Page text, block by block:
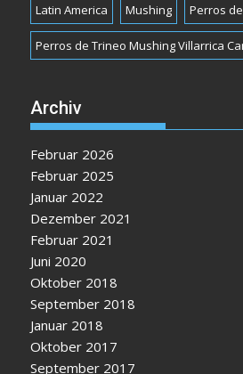
Latin America Mushing Perros
Perros de Trineo Mushing Villarrica
Archiv
Februar 2026
Februar 2025
Januar 2022
Dezember 2021
Februar 2021
Juni 2020
Oktober 2018
September 2018
Januar 2018
Oktober 2017
September 2017